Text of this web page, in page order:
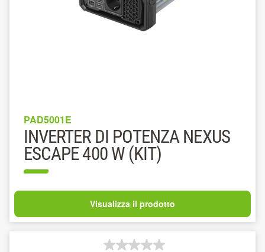
PAD5001E
INVERTER DI POTENZA NEXUS
ESCAPE 400 W (KIT)
Visualizza il prodotto